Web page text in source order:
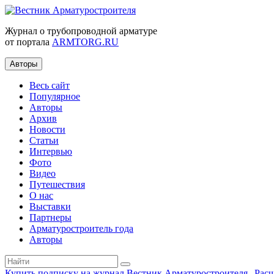
Журнал о трубопроводной арматуре
от портала ARMTORG.RU
Авторы
Весь сайт
Популярное
Авторы
Архив
Новости
Статьи
Интервью
Фото
Видео
Путешествия
О нас
Выставки
Партнеры
Арматуростроитель года
Авторы